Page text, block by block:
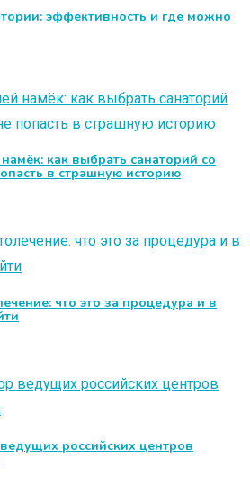
эффективность и где можно
как выбрать санаторий со
в страшную историю
что это за процедура и в
российских центров